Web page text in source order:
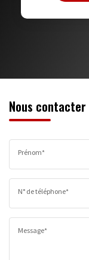
Nous contacter
Prénom*
N° de téléphone*
Message*